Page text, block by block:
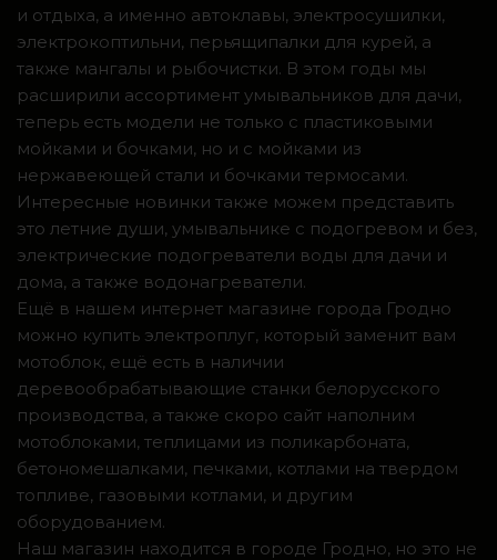
и отдыха, а именно автоклавы, электросушилки,
электрокоптильни, перьящипалки для курей, а
также мангалы и рыбочистки. В этом годы мы
расширили ассортимент умывальников для дачи,
теперь есть модели не только с пластиковыми
мойками и бочками, но и с мойками из
нержавеющей стали и бочками термосами.
Интересные новинки также можем представить
это летние души, умывальнике с подогревом и без,
электрические подогреватели воды для дачи и
дома, а также водонагреватели.
Ещё в нашем интернет магазине города Гродно
можно купить электроплуг, который заменит вам
мотоблок, ещё есть в наличии
деревообрабатывающие станки белорусского
производства, а также скоро сайт наполним
мотоблоками, теплицами из поликарбоната,
бетономешалками, печками, котлами на твердом
топливе, газовыми котлами, и другим
оборудованием.
Наш магазин находится в городе Гродно, но это не